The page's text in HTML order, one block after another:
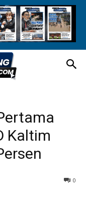
Kaltim
0